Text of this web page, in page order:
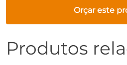
Orçar este
Produtos